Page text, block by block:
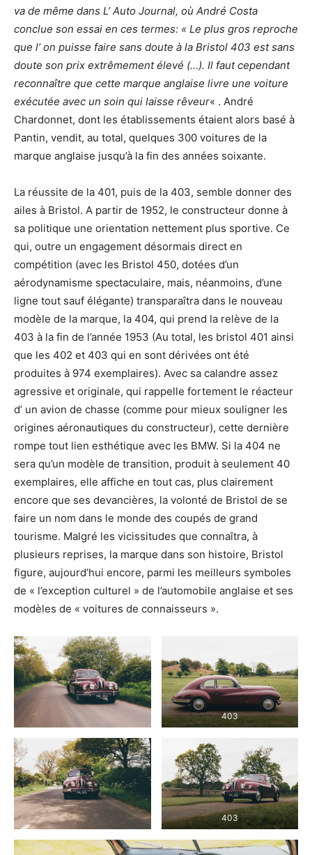
va de même dans L’ Auto Journal, où André Costa
conclue son essai en ces termes: « Le plus gros reproche
que l’ on puisse faire sans doute à la Bristol 403 est sans
doute son prix extrêmement élevé (…). Il faut cependant
reconnaître que cette marque anglaise livre une voiture
exécutée avec un soin qui laisse rêveur« . André
Chardonnet, dont les établissements étaient alors basé à
Pantin, vendit, au total, quelques 300 voitures de la
marque anglaise jusqu’à la fin des années soixante.
La réussite de la 401, puis de la 403, semble donner des
ailes à Bristol. A partir de 1952, le constructeur donne à
sa politique une orientation nettement plus sportive. Ce
qui, outre un engagement désormais direct en
compétition (avec les Bristol 450, dotées d’un
aérodynamisme spectaculaire, mais, néanmoins, d’une
ligne tout sauf élégante) transparaîtra dans le nouveau
modèle de la marque, la 404, qui prend la relève de la
403 à la fin de l’année 1953 (Au total, les bristol 401 ainsi
que les 402 et 403 qui en sont dérivées ont été
produites à 974 exemplaires). Avec sa calandre assez
agressive et originale, qui rappelle fortement le réacteur
d’ un avion de chasse (comme pour mieux souligner les
origines aéronautiques du constructeur), cette dernière
rompe tout lien esthétique avec les BMW. Si la 404 ne
sera qu’un modèle de transition, produit à seulement 40
exemplaires, elle affiche en tout cas, plus clairement
encore que ses devancières, la volonté de Bristol de se
faire un nom dans le monde des coupés de grand
tourisme. Malgré les vicissitudes que connaîtra, à
plusieurs reprises, la marque dans son histoire, Bristol
figure, aujourd’hui encore, parmi les meilleurs symboles
de « l’exception culturel » de l’automobile anglaise et ses
modèles de « voitures de connaisseurs ».
403
403